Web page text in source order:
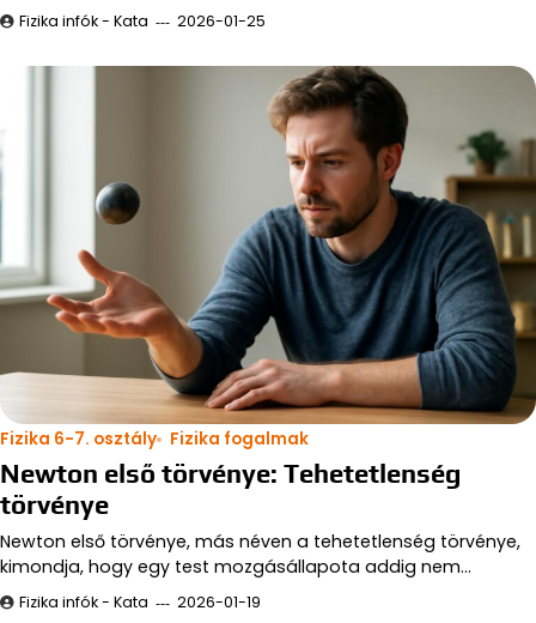
Fizika infók - Kata 2026-01-25
Fizika 6-7. osztály Fizika fogalmak
Newton első törvénye: Tehetetlenség
törvénye
Newton első törvénye, más néven a tehetetlenség törvénye,
kimondja, hogy egy test mozgásállapota addig nem…
Fizika infók - Kata 2026-01-19